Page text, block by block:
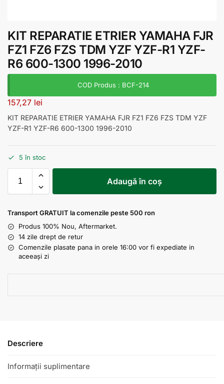
KIT REPARATIE ETRIER YAMAHA FJR
FZ1 FZ6 FZS TDM YZF YZF-R1 YZF-
R6 600-1300 1996-2010
COD Produs : BCF-214
157,27 lei
KIT REPARATIE ETRIER YAMAHA FJR FZ1 FZ6 FZS TDM YZF
YZF-R1 YZF-R6 600-1300 1996-2010
5 în stoc
Adaugă în coș
Transport GRATUIT la comenzile peste 500 ron
Produs 100% Nou, Aftermarket.
14 zile drept de retur
Comenzile plasate pana in orele 16:00 vor fi expediate in
aceeași zi
Descriere
Informații suplimentare